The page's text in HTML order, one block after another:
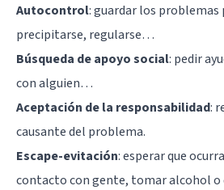
Autocontrol: guardar los problemas
precipitarse, regularse…
Búsqueda de apoyo social: pedir
con alguien…
Aceptación de la responsabilidad:
causante del problema.
Escape-evitación: esperar que
contacto con gente, tomar alcohol